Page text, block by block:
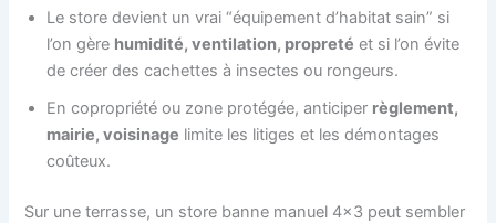
Le store devient un vrai “équipement d’habitat sain” si
l’on gère humidité, ventilation, propreté et si l’on évite
de créer des cachettes à insectes ou rongeurs.
En copropriété ou zone protégée, anticiper règlement,
mairie, voisinage limite les litiges et les démontages
coûteux.
Sur une terrasse, un store banne manuel 4×3 peut sembler